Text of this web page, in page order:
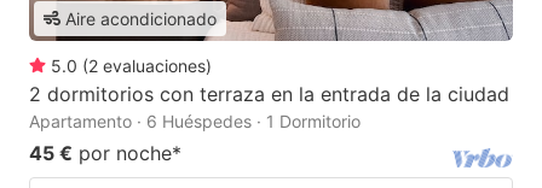
Aire acondicionado
5.0 (2 evaluaciones)
2 dormitorios con terraza en la entrada de la ciudad
Apartamento · 6 Huéspedes · 1 Dormitorio
45 € por noche*